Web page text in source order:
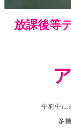
放課後等
午前中に
多